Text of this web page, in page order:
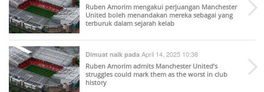
Ruben Amorim mengakui perjuangan Manchester
United boleh menandakan mereka sebagai yang
terburuk dalam sejarah kelab
Dimuat naik pada April 14, 2025 10:38
Ruben Amorim admits Manchester United’s
struggles could mark them as the worst in club
history